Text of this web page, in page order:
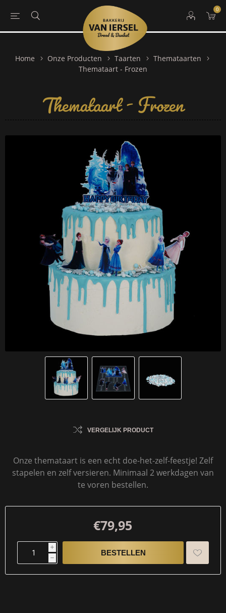
0
Home Onze Producten Taarten
Themataarten
Themataart - Frozen
Themataart - Frozen
VERGELIJK PRODUCT
Onze themataart is een echt doe-het-zelf-feestje! Zelf
stapelen en zelf versieren. Minimaal 2 werkdagen van
te voren bestellen.
€79,95
i
h